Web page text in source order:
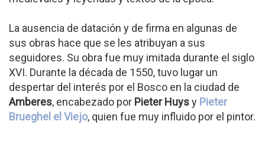
La ausencia de datación y de firma en algunas de
sus obras hace que se les atribuyan a sus
seguidores. Su obra fue muy imitada durante el siglo
XVI. Durante la década de 1550, tuvo lugar un
despertar del interés por el Bosco en la ciudad de
Amberes, encabezado por Pieter Huysy Pieter
Brueghel el Viejo, quien fue muy influido por el pintor.